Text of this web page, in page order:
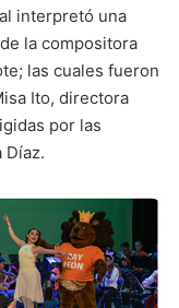
interpretó una
la compositora
las cuales fueron
Ito, directora
por las
Díaz.